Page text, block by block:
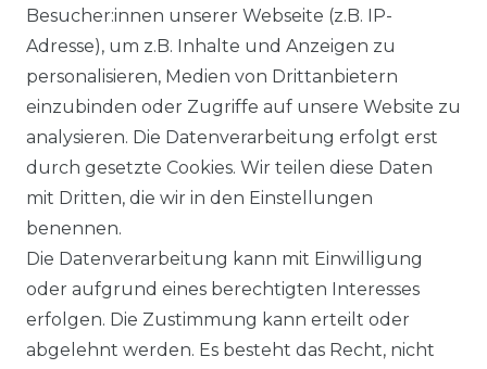
Ähnlicher Artikel
Venti - Modern Fit - Herren
Langarm Business Hemd
(144262600)
UVP 49,99 €
ab 47,99 € *
inkl. ges. MwSt. Versandkosten
Besucher:innen unserer Webseite (z.B. IP-
Adresse), um z.B. Inhalte und Anzeigen zu
personalisieren, Medien von Drittanbietern
einzubinden oder Zugriffe auf unsere Website zu
analysieren. Die Datenverarbeitung erfolgt erst
durch gesetzte Cookies. Wir teilen diese Daten
mit Dritten, die wir in den Einstellungen
benennen.
Die Datenverarbeitung kann mit Einwilligung
oder aufgrund eines berechtigten Interesses
erfolgen. Die Zustimmung kann erteilt oder
abgelehnt werden. Es besteht das Recht, nicht